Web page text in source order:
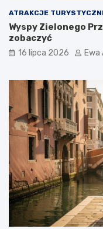
j
e
c
h
?
z
e
n
i
ATRAKCJE
Wyspy Zielonego
zobaczyć
16 lipca 2026